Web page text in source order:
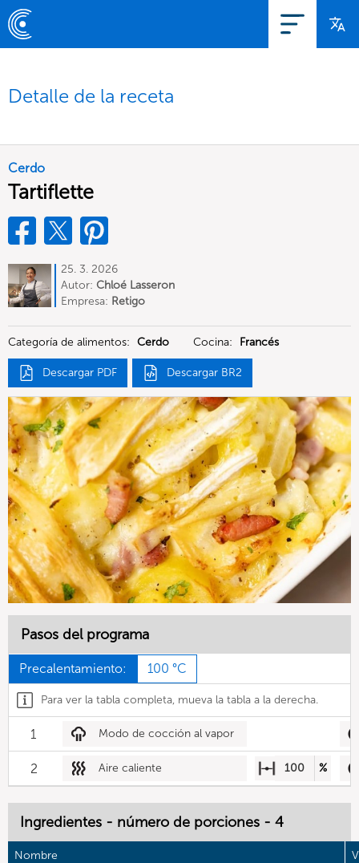
Detalle de la receta
Cerdo
Tartiflette
25. 3. 2026
Autor: Chloé Lasseron
Empresa: Retigo
Categoría de alimentos: Cerdo Cocina: Francés
Descargar PDF Descargar BR2
Pasos del programa
Precalentamiento: 100 °C
Para ver la tabla completa, mueva la tabla a la derecha.
1 Modo de cocción al vapor
2 Aire caliente 100 %
Ingredientes - número de porciones - 4
Nombre